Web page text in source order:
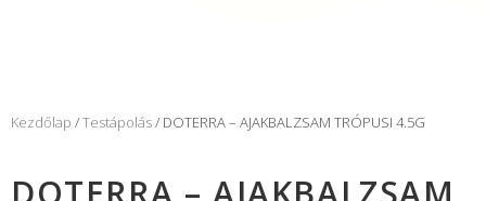
Kezdőlap /Testápolás/ DOTERRA – AJAKBALZSAM TRÓPUSI 4.5G